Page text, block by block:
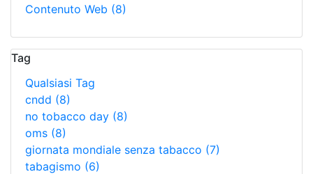
Contenuto Web (8)
Tag
Qualsiasi Tag
cndd (8)
no tobacco day (8)
oms (8)
giornata mondiale senza tabacco (7)
tabagismo (6)